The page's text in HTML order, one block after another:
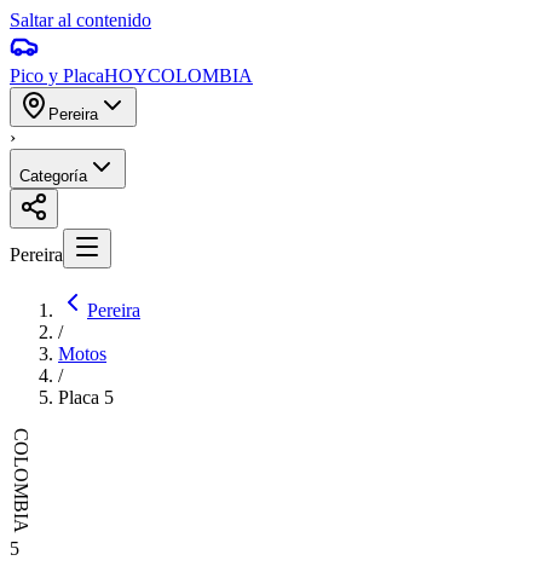
Saltar al contenido
Pico y PlacaHOYCOLOMBIA
Pereira
›
Categoría
Pereira
Pereira
/
Motos
/
Placa 5
COLOMBIA
5